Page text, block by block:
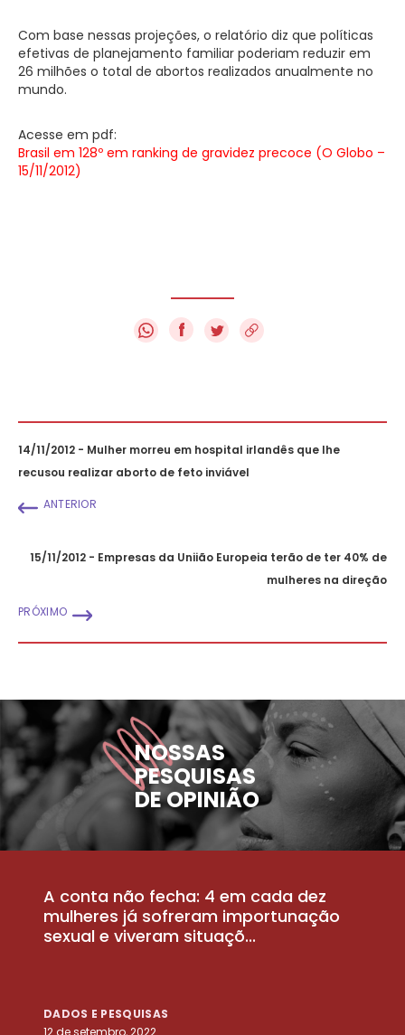
Com base nessas projeções, o relatório diz que políticas
efetivas de planejamento familiar poderiam reduzir em
26 milhões o total de abortos realizados anualmente no
mundo.
Acesse em pdf:
Brasil em 128º em ranking de gravidez precoce (O Globo –
15/11/2012)
f
14/11/2012 - Mulher morreu em hospital irlandês que lhe
recusou realizar aborto de feto inviável
ANTERIOR
15/11/2012 - Empresas da Uniião Europeia terão de ter 40% de
mulheres na direção
PRÓXIMO
NOSSAS
PESQUISAS
DE OPINIÃO
A conta não fecha: 4 em cada dez
mulheres já sofreram importunação
sexual e viveram situaçõ...
DADOS E PESQUISAS
12 de setembro, 2022